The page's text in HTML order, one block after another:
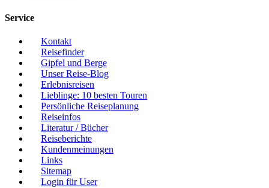
Service
Kontakt
Reisefinder
Gipfel und Berge
Unser Reise-Blog
Erlebnisreisen
Lieblinge: 10 besten Touren
Persönliche Reiseplanung
Reiseinfos
Literatur / Bücher
Reiseberichte
Kundenmeinungen
Links
Sitemap
Login für User